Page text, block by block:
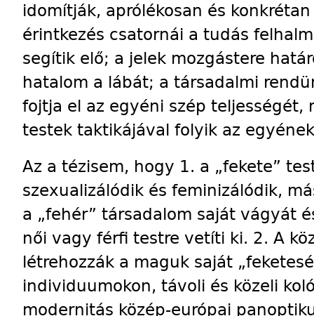
idomítják, aprólékosan és
érintkezés csatornái a tudás
segítik elő; a jelek mozgástere
hatalom a lábát; a társadalmi
fojtja el az egyéni szép teljességét,
testek taktikájával folyik az
Az a tézisem, hogy 1. a „fekete”
szexualizálódik és feminizálódik,
a „fehér” társadalom saját vágyát
női vagy férfi testre vetíti ki. 2. A
létrehozzák a maguk saját
individuumokon, távoli és közeli
modernitás közép-európai